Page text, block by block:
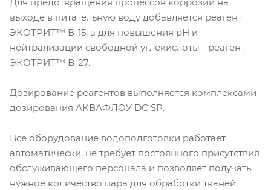
выходе в питательную воду добавляется реагент
ЭКОТРИТ™ В-15, а для повышения рН и
нейтрализации свободной углекислоты - реагент
ЭКОТРИТ™ В-27.
Дозирование реагентов выполняется комплексами
дозирования АКВАФЛОУ DC SP.
Всё оборудование водоподготовки работает
автоматически, не требует постоянного присутствия
обслуживающего персонала и позволяет получать
нужное количество пара для обработки тканей.